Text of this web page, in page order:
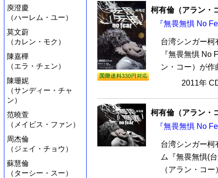
庾澄慶
（ハーレム・ユー）
莫文蔚
（カレン・モク）
陳嘉樺
（エラ・チェン）
陳珊妮
（サンディー・チャ
ン）
范曉萱
（メイビス・ファン）
周杰倫
（ジェイ・チョウ）
蘇慧倫
（ターシー・スー）
柯有倫（アラン・
『無畏無惧 No
台湾シンガー
『無畏無惧 No
ン・コー）が
2011年
柯有倫（アラン・
『無畏無惧 No
台湾シンガー
ム『無畏無惧(
（アラン・コ